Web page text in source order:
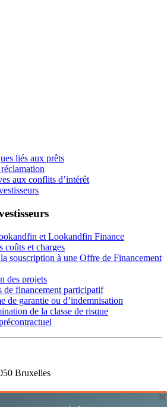
liés aux prêts
aux conflits d’intérêt
et Lookandfin Finance
coûts et charges
souscription à une Offre de Financement
des projets
de financement participatif
de garantie ou d’indemnisation
de la classe de risque
Bruxelles